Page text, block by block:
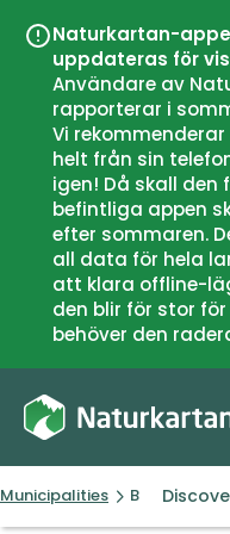
Naturkartan-
uppdateras för
Användare av
rapporterar i
Vi
helt från sin
igen! Då skall den
befintliga appen
efter sommaren.
all data för hela
att klara offline-
den blir för stor
behöver den
Municipalities Birkenes